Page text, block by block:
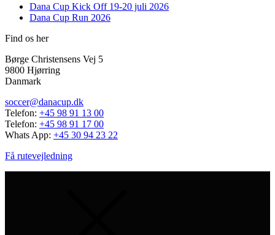
Dana Cup Kick Off 19-20 juli 2026
Dana Cup Run 2026
Find os her
Børge Christensens Vej 5
9800 Hjørring
Danmark
soccer@danacup.dk
Telefon: +45 98 91 13 00
Telefon: +45 98 91 17 00
Whats App: +45 30 94 23 22
Få rutevejledning